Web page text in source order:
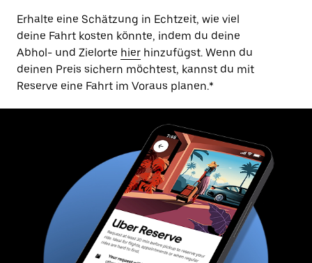
Erhalte eine Schätzung in Echtzeit, wie viel
deine Fahrt kosten könnte, indem du deine
Abhol- und Zielorte hier hinzufügst. Wenn du
deinen Preis sichern möchtest, kannst du mit
Reserve eine Fahrt im Voraus planen.*